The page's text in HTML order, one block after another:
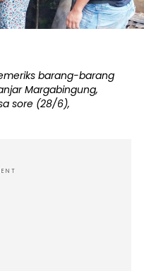
barang-barang
Margabingung,
sore (28/6),